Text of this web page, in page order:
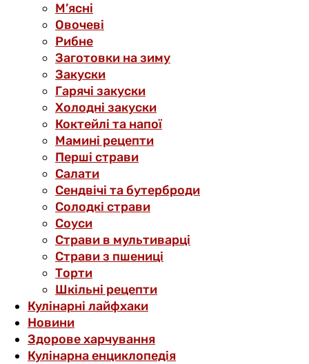
М’ясні
Овочеві
Рибне
Заготовки на зиму
Закуски
Гарячі закуски
Холодні закуски
Коктейлі та напої
Мамині рецепти
Перші страви
Салати
Сендвічі та бутерброди
Солодкі страви
Соуси
Страви в мультиварці
Страви з пшениці
Торти
Шкільні рецепти
Кулінарні лайфхаки
Новини
Здорове харчування
Кулінарна енциклопедія